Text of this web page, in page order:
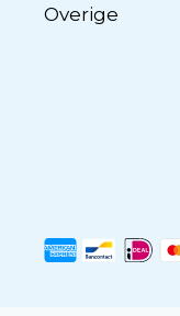
Overige